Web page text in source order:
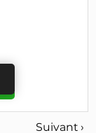
Suivant ›